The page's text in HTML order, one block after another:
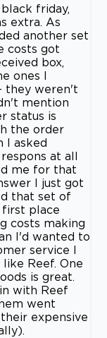
friday,
extra. As
another set
costs got
box,
ones I
they weren't
mention
status is
the order
I asked
at all
me for that
I just got
that set of
place
costs making
I'd wanted to
service I
Reef. One
is great.
with Reef
went
expensive